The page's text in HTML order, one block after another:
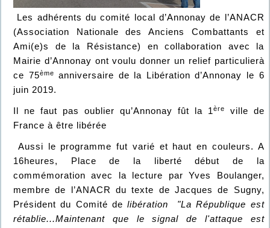
Les adhérents du comité local d’Annonay de l’ANACR
(Association Nationale des Anciens Combattants et
Ami(e)s de la Résistance) en collaboration avec la
Mairie d’Annonay ont voulu donner un relief particulierà
ce 75ème
anniversaire de la Libération d’Annonay le 6
juin 2019.
Il ne faut pas oublier qu’Annonay fût la 1ère
ville de
France à être libérée
Aussi le programme fut varié et haut en couleurs. A
16heures, Place de la liberté début de la
commémoration avec la lecture par Yves Boulanger,
membre de l’ANACR du texte de Jacques de Sugny,
Président du Comité delibération "La République est
rétablie...Maintenant que le signal de l'attaque est